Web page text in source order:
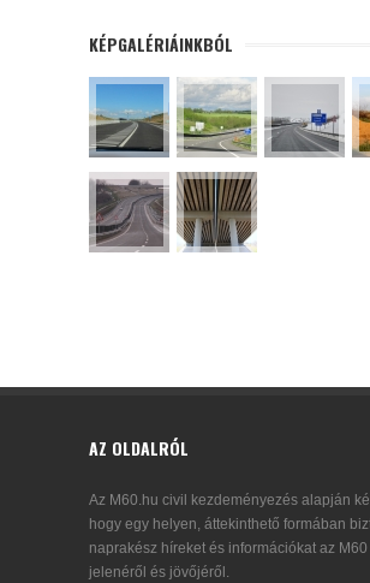
KÉPGALÉRIÁINKBÓL
AZ OLDALRÓL
Az M60.hu civil kezdeményezés alapján
hogy egy helyen, áttekinthető formában
naprakész híreket és információkat az
jelenéről és jövőjéről.